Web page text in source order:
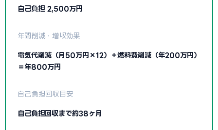
自己負担 2,500万円
年間削減・増収効果
電気代削減（月50万円×12）＋燃料費削減（年200万円）
＝年800万円
自己負担回収目安
自己負担回収まで約38ヶ月